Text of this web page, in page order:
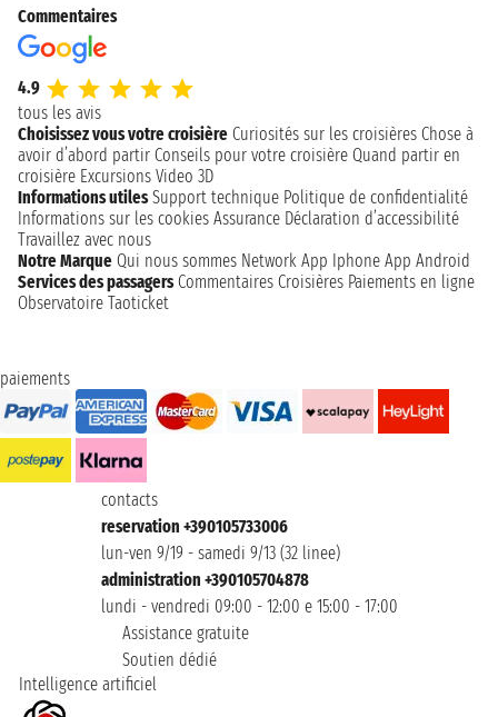
Commentaires
4.9
tous les avis
Choisissez vous votre croisière Curiosités sur les croisières Chose à
avoir d’abord partir Conseils pour votre croisière Quand partir en
croisière Excursions Video 3D
Informations utiles Support technique Politique de confidentialité
Informations sur les cookies Assurance Déclaration d’accessibilité
Travaillez avec nous
Notre Marque Qui nous sommes Network App Iphone App Android
Services des passagers Commentaires Croisières Paiements en ligne
Observatoire Taoticket
paiements
contacts
reservation +390105733006
lun-ven 9/19 - samedi 9/13 (32 linee)
administration +390105704878
lundi - vendredi 09:00 - 12:00 e 15:00 - 17:00
Assistance gratuite
Soutien dédié
Intelligence artificiel